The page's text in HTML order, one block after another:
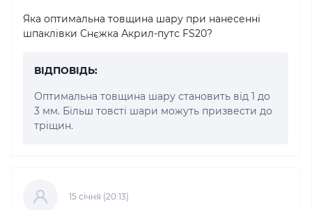
Яка оптимальна товщина шару при нанесенні
шпаклівки Снєжка Акрил-путс FS20?
ВІДПОВІДЬ:
Оптимальна товщина шару становить від 1 до
3 мм. Більш товсті шари можуть призвести до
тріщин.
15 cічня (20:13)